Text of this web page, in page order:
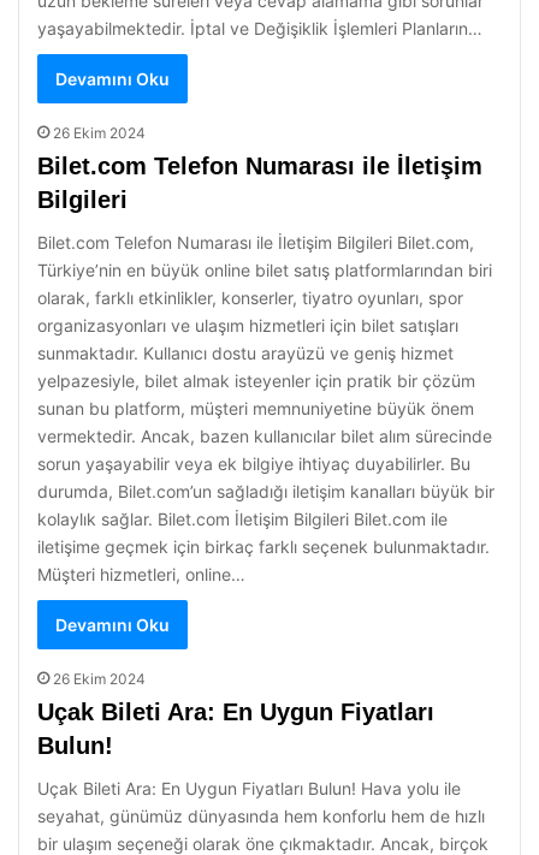
yaşayabilmektedir. İptal ve Değişiklik İşlemleri Planların…
Devamını Oku
26 Ekim 2024
Bilet.com Telefon Numarası ile İletişim
Bilgileri
Bilet.com Telefon Numarası ile İletişim Bilgileri Bilet.com,
Türkiye’nin en büyük online bilet satış platformlarından biri
olarak, farklı etkinlikler, konserler, tiyatro oyunları, spor
organizasyonları ve ulaşım hizmetleri için bilet satışları
sunmaktadır. Kullanıcı dostu arayüzü ve geniş hizmet
yelpazesiyle, bilet almak isteyenler için pratik bir çözüm
sunan bu platform, müşteri memnuniyetine büyük önem
vermektedir. Ancak, bazen kullanıcılar bilet alım sürecinde
sorun yaşayabilir veya ek bilgiye ihtiyaç duyabilirler. Bu
durumda, Bilet.com’un sağladığı iletişim kanalları büyük bir
kolaylık sağlar. Bilet.com İletişim Bilgileri Bilet.com ile
iletişime geçmek için birkaç farklı seçenek bulunmaktadır.
Müşteri hizmetleri, online…
Devamını Oku
26 Ekim 2024
Uçak Bileti Ara: En Uygun Fiyatları
Bulun!
Uçak Bileti Ara: En Uygun Fiyatları Bulun! Hava yolu ile
seyahat, günümüz dünyasında hem konforlu hem de hızlı
bir ulaşım seçeneği olarak öne çıkmaktadır. Ancak, birçok